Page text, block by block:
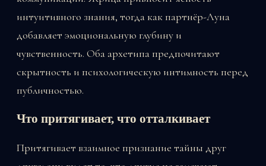
интуитивного знания, тогда как партнёр-Луна
добавляет эмоциональную глубину и
чувственность. Оба архетипа предпочитают
скрытность и психологическую интимность перед
публичностью.
Что притягивает, что отталкивает
Притягивает взаимное признание тайны друг